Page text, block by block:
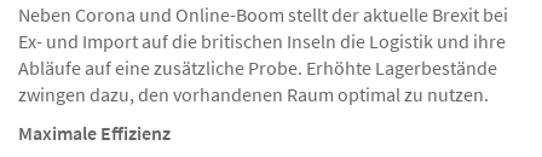
Neben Corona und Online-Boom stellt der aktuelle Brexit bei
Ex- und Import auf die britischen Inseln die Logistik und ihre
Abläufe auf eine zusätzliche Probe. Erhöhte Lagerbestände
zwingen dazu, den vorhandenen Raum optimal zu nutzen.
Maximale Effizienz